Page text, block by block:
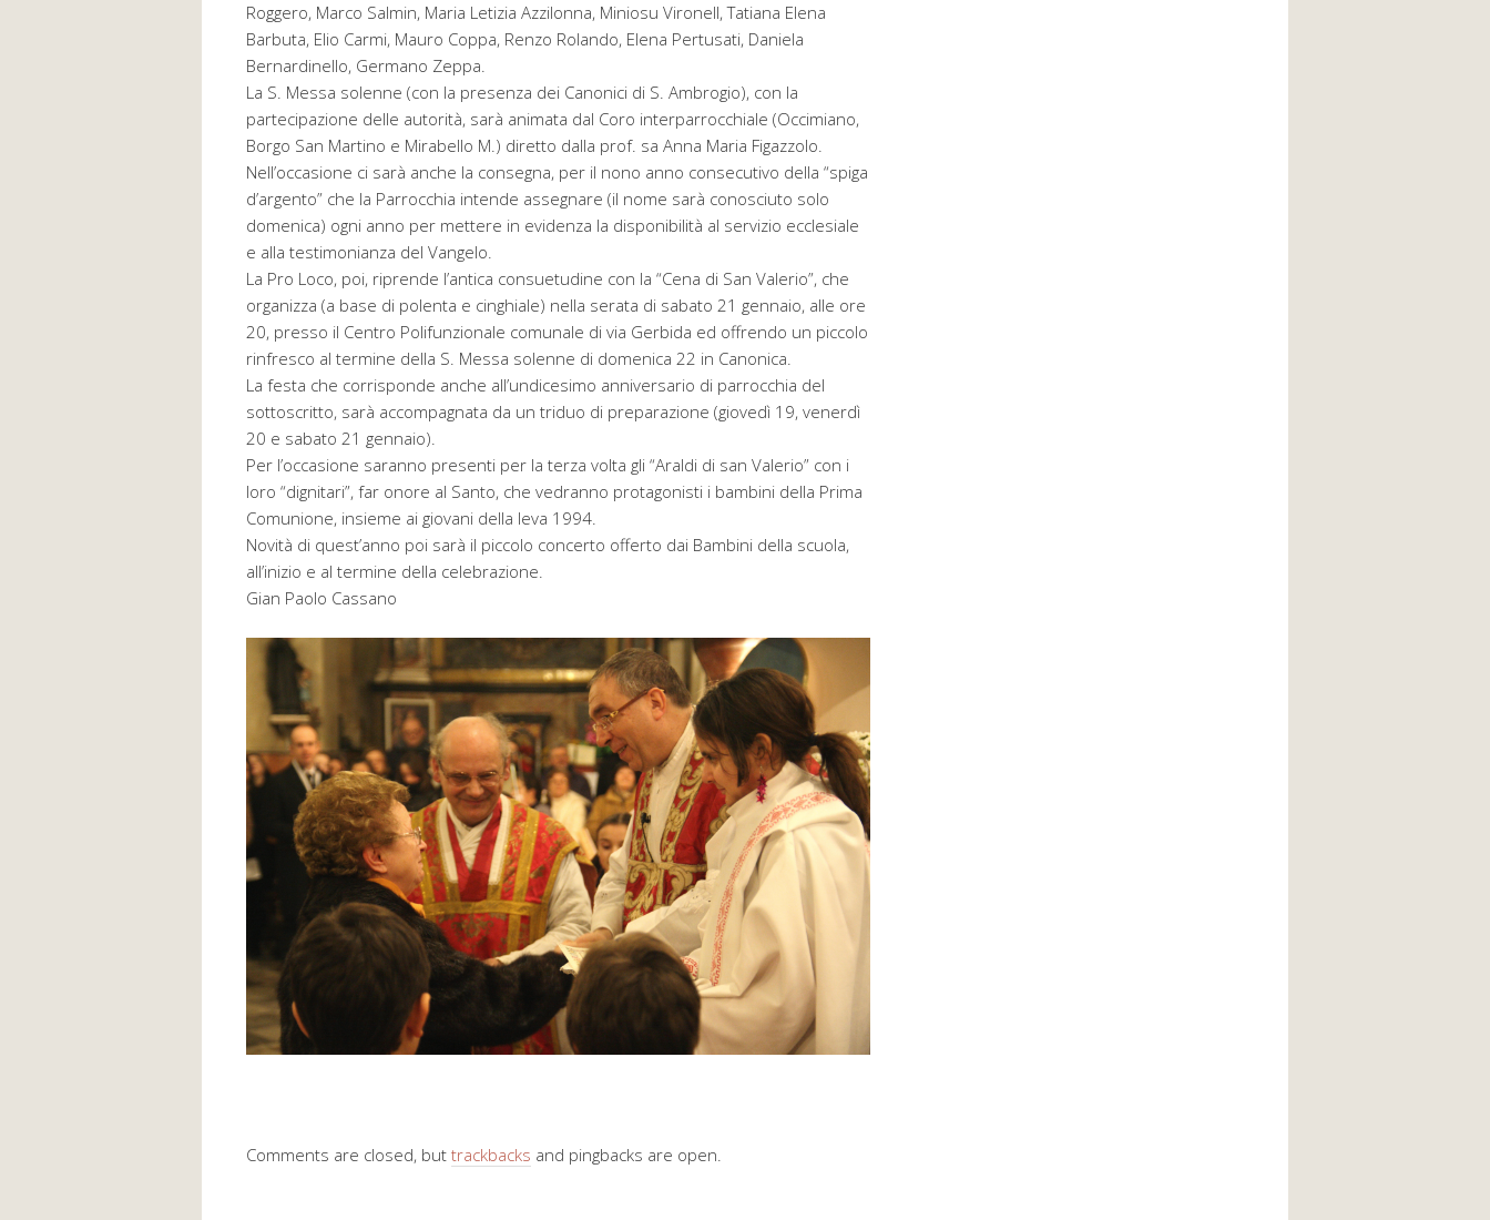
Roggero, Marco Salmin, Maria Letizia Azzilonna, Miniosu Vironell, Tatiana Elena
Barbuta, Elio Carmi, Mauro Coppa, Renzo Rolando, Elena Pertusati, Daniela
Bernardinello, Germano Zeppa.
La S. Messa solenne (con la presenza dei Canonici di S. Ambrogio), con la
partecipazione delle autorità, sarà animata dal Coro interparrocchiale (Occimiano,
Borgo San Martino e Mirabello M.) diretto dalla prof. sa Anna Maria Figazzolo.
Nell’occasione ci sarà anche la consegna, per il nono anno consecutivo della “spiga
d’argento” che la Parrocchia intende assegnare (il nome sarà conosciuto solo
domenica) ogni anno per mettere in evidenza la disponibilità al servizio ecclesiale
e alla testimonianza del Vangelo.
La Pro Loco, poi, riprende l’antica consuetudine con la “Cena di San Valerio”, che
organizza (a base di polenta e cinghiale) nella serata di sabato 21 gennaio, alle ore
20, presso il Centro Polifunzionale comunale di via Gerbida ed offrendo un piccolo
rinfresco al termine della S. Messa solenne di domenica 22 in Canonica.
La festa che corrisponde anche all’undicesimo anniversario di parrocchia del
sottoscritto, sarà accompagnata da un triduo di preparazione (giovedì 19, venerdì
20 e sabato 21 gennaio).
Per l’occasione saranno presenti per la terza volta gli “Araldi di san Valerio” con i
loro “dignitari”, far onore al Santo, che vedranno protagonisti i bambini della Prima
Comunione, insieme ai giovani della leva 1994.
Novità di quest’anno poi sarà il piccolo concerto offerto dai Bambini della scuola,
all’inizio e al termine della celebrazione.
Gian Paolo Cassano
Comments are closed, but trackbacks and pingbacks are open.